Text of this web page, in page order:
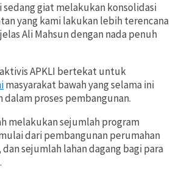
sedang giat melakukan konsolidasi
yang kami lakukan lebih terencana
Ali Mahsun dengan nada penuh
APKLI bertekat untuk
masyarakat bawah yang selama ini
proses pembangunan.
melakukan sejumlah program
dari pembangunan perumahan
dan sejumlah lahan dagang bagi para